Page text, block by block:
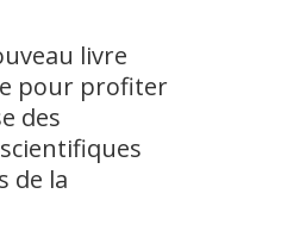
livre
pour profiter
des
de la